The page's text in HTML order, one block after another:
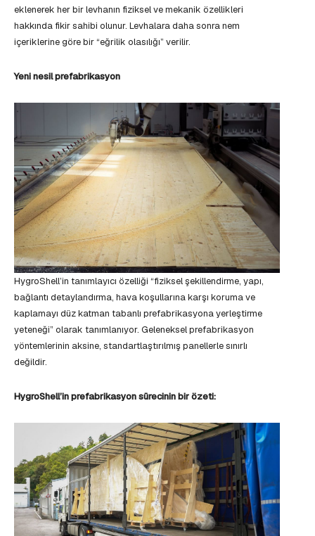
eklenerek her bir levhanın fiziksel ve mekanik özellikleri
hakkında fikir sahibi olunur. Levhalara daha sonra nem
içeriklerine göre bir “eğrilik olasılığı” verilir.
Yeni nesil prefabrikasyon
HygroShell’in tanımlayıcı özelliği “fiziksel şekillendirme, yapı,
bağlantı detaylandırma, hava koşullarına karşı koruma ve
kaplamayı düz katman tabanlı prefabrikasyona yerleştirme
yeteneği” olarak tanımlanıyor. Geleneksel prefabrikasyon
yöntemlerinin aksine, standartlaştırılmış panellerle sınırlı
değildir.
HygroShell’in prefabrikasyon sürecinin bir özeti: